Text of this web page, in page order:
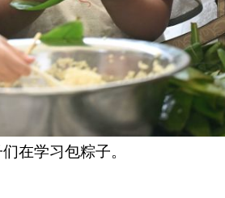
在学习包粽子。